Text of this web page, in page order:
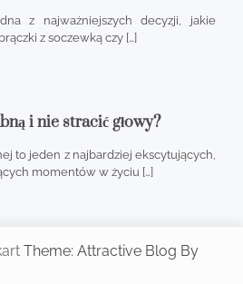
z najważniejszych decyzji, jakie
z soczewką czy […]
i nie stracić głowy?
to jeden z najbardziej ekscytujących,
momentów w życiu […]
Theme: Attractive Blog By